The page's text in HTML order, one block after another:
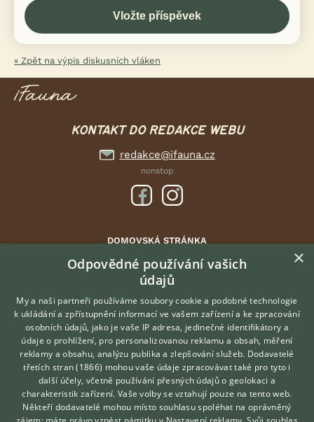
« Zpět na výpis diskusních vláken
KONTAKT DO REDAKCE WEBU
redakce@ifauna.cz
nonstop
DOMOVSKÁ STRÁNKA
INZERCE
DISKUSE
ČLÁNKY
ATLAS
O nás
Kontakt
Možnosti zvýraznění inzerátů
Podmínky užití
Hledáte zvířecího kamaráda?
Zdarma vám poradí
VETERINÁŘ ONLINE
KONZULTOVAT S
×
Odpovědné používání vašich
údajů
My a naši partneři používáme soubory cookie a podobné technologie
k ukládání a zpřístupnění informací ve vašem zařízení a ke zpracování
osobních údajů, jako je vaše IP adresa, jedinečné identifikátory a
údaje o prohlížení, pro personalizovanou reklamu a obsah, měření
reklamy a obsahu, analýzu publika a zlepšování služeb. Dodavatelé
třetích stran (1866) mohou vaše údaje zpracovávat také pro tyto i
další účely, včetně používání přesných údajů o geolokaci a
charakteristik zařízení. Vaše volby se vztahují pouze na tento web.
Někteří dodavatelé mohou místo souhlasu spoléhat na oprávněný